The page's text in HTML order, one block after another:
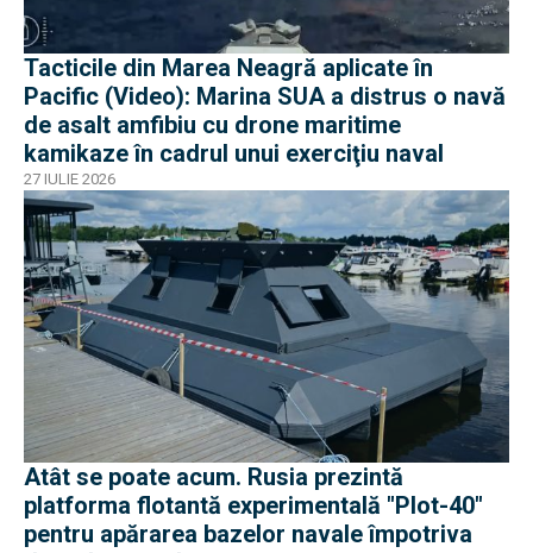
Tacticile din Marea Neagră aplicate în
Pacific (Video): Marina SUA a distrus o navă
de asalt amfibiu cu drone maritime
kamikaze în cadrul unui exerciţiu naval
27 IULIE 2026
Atât se poate acum. Rusia prezintă
platforma flotantă experimentală "Plot-40"
pentru apărarea bazelor navale împotriva